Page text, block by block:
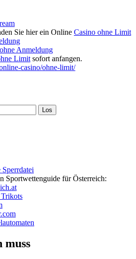
Sie hier ein Online Casino ohne Limit
Anmeldung
Limit sofort anfangen.
casino/ohne-limit/
Sperrdatei
Sportwettenguide für Österreich:
muss